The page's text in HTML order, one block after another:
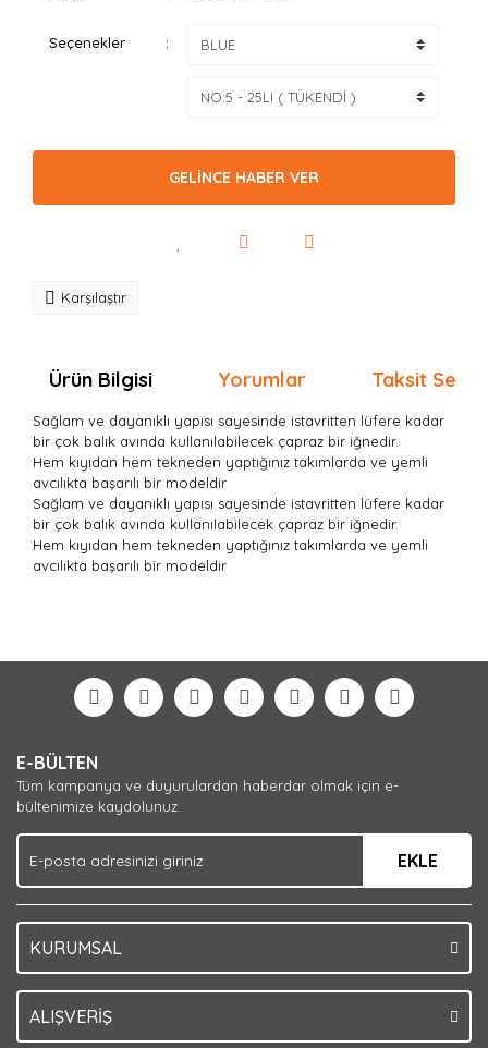
Seçenekler
GELİNCE HABER VER
Karşılaştır
Ürün Bilgisi Yorumlar Taksit
Sağlam ve dayanıklı yapısı sayesinde istavritten lüfere kadar
bir çok balık avında kullanılabilecek çapraz bir iğnedir.
Hem kıyıdan hem tekneden yaptığınız takımlarda ve yemli
avcılıkta başarılı bir modeldir
Sağlam ve dayanıklı yapısı sayesinde istavritten lüfere kadar
bir çok balık avında kullanılabilecek çapraz bir iğnedir.
Hem kıyıdan hem tekneden yaptığınız takımlarda ve yemli
avcılıkta başarılı bir modeldir
Yorum Yaz
formunu kullanarak tarafımıza iletebilirsiniz.
Görüş ve önerileriniz için teşekkür ederiz.
Ürün açıklamasında eksik bilgiler bulunuyor.
Ürün bilgilerinde hatalar bulunuyor.
Ürün fiyatı diğer sitelerden daha pahalı.
Bu ürüne benzer farklı alternatifler olmalı.
E-BÜLTEN
Tüm kampanya ve duyurulardan haberdar olmak için e-
bültenimize kaydolunuz.
EKLE
KURUMSAL
ALIŞVERİŞ